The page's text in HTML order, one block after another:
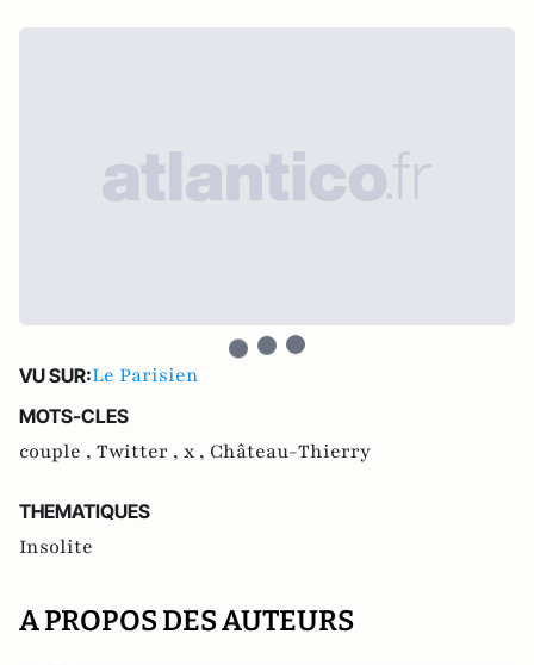
VU SUR:Le Parisien
MOTS-CLES
couple , Twitter , x , Château-Thierry
THEMATIQUES
Insolite
A PROPOS DES AUTEURS